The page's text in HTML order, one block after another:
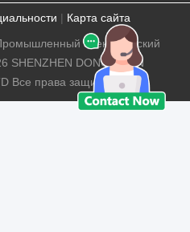
| Карта сайта
электрический
SHENZHEN DONGJIAXIN
Все права защищены.